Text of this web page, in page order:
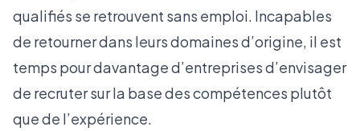
qualifiés se retrouvent sans emploi. Incapables
de retourner dans leurs domaines d’origine, il est
temps pour davantage d’entreprises d’envisager
de recruter sur la base des compétences plutôt
que de l’expérience.